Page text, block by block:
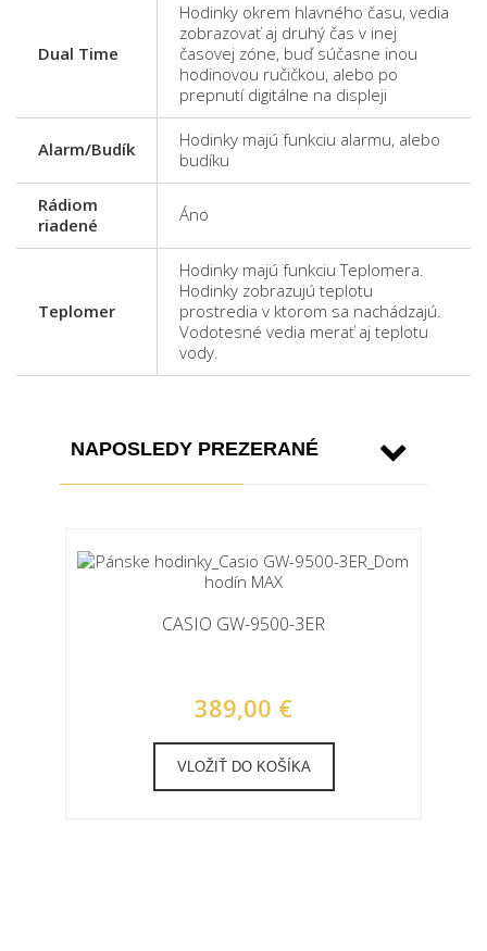
Dual Time
Hodinky okrem hlavného času, vedia
zobrazovať aj druhý čas v inej
časovej zóne, buď súčasne inou
hodinovou ručičkou, alebo po
prepnutí digitálne na displeji
Alarm/Budík
Hodinky majú funkciu alarmu, alebo
budíku
Rádiom
riadené
Áno
Teplomer
Hodinky majú funkciu Teplomera.
Hodinky zobrazujú teplotu
prostredia v ktorom sa nachádzajú.
Vodotesné vedia merať aj teplotu
vody.
NAPOSLEDY PREZERANÉ
CASIO GW-9500-3ER
389,00 €
VLOŽIŤ DO KOŠÍKA